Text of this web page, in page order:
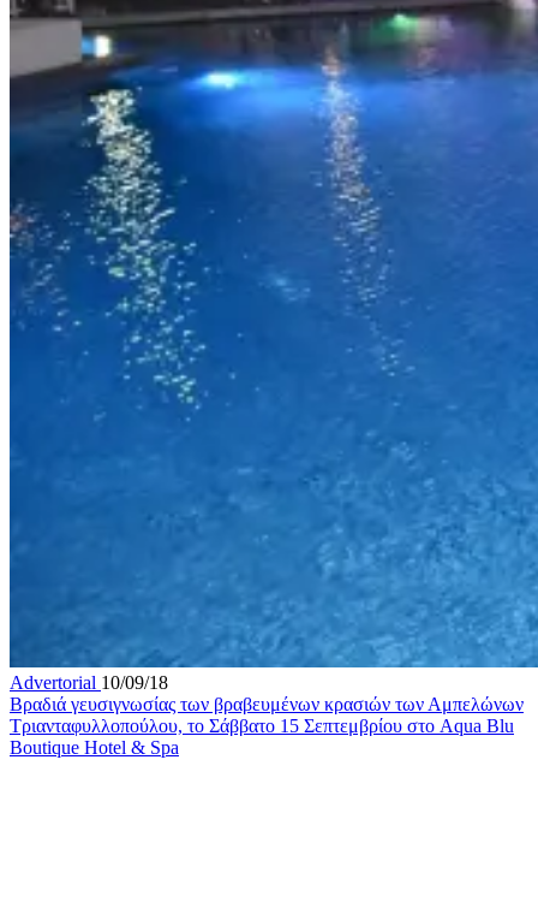
Advertorial 10/09/18
Βραδιά γευσιγνωσίας των βραβευμένων κρασιών των Αμπελώνων
Τριανταφυλλοπούλου, το Σάββατο 15 Σεπτεμβρίου στο Aqua Blu
Boutique Hotel & Spa